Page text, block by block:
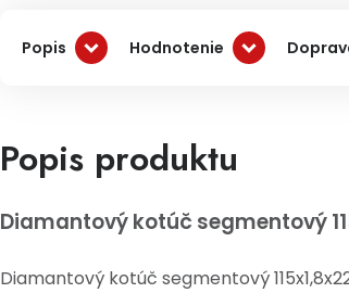
Popis Hodnotenie
Popis produktu
Diamantový kotúč segmentový
Diamantový kotúč segmentový